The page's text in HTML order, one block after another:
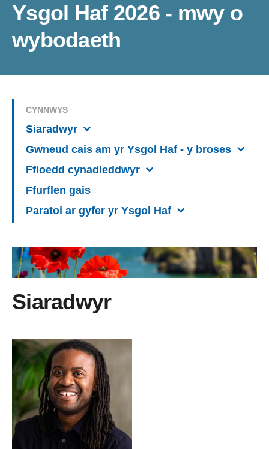
Ysgol Haf 2026 - mwy o
wybodaeth
CYNNWYS
Siaradwyr
Gwneud cais am yr Ysgol Haf - y broses
Ffioedd cynadleddwyr
Ffurflen gais
Paratoi ar gyfer yr Ysgol Haf
Siaradwyr